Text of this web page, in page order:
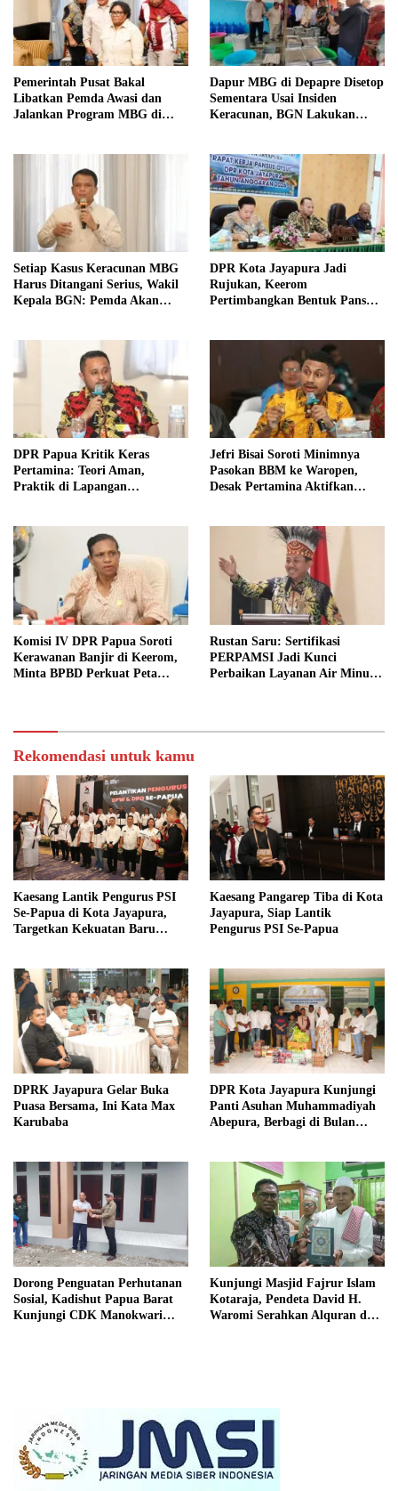
Pemerintah Pusat Bakal
Libatkan Pemda Awasi dan
Jalankan Program MBG di
Dapur MBG di Depapre Disetop
Sementara Usai Insiden
Keracunan, BGN Lakukan
Setiap Kasus Keracunan MBG
Harus Ditangani Serius, Wakil
Kepala BGN: Pemda Akan
DPR Kota Jayapura Jadi
Rujukan, Keerom
Pertimbangkan Bentuk Pansus
DPR Papua Kritik Keras
Pertamina: Teori Aman,
Praktik di Lapangan
Jefri Bisai Soroti Minimnya
Pasokan BBM ke Waropen,
Desak Pertamina Aktifkan
Komisi IV DPR Papua Soroti
Kerawanan Banjir di Keerom,
Minta BPBD Perkuat Peta
Rustan Saru: Sertifikasi
PERPAMSI Jadi Kunci
Perbaikan Layanan Air Minum
Rekomendasi untuk kamu
Kaesang Lantik Pengurus PSI
Se-Papua di Kota Jayapura,
Targetkan Kekuatan Baru
Kaesang Pangarep Tiba di Kota
Jayapura, Siap Lantik
Pengurus PSI Se-Papua
DPRK Jayapura Gelar Buka
Puasa Bersama, Ini Kata Max
Karubaba
DPR Kota Jayapura Kunjungi
Panti Asuhan Muhammadiyah
Abepura, Berbagi di Bulan
Dorong Penguatan Perhutanan
Sosial, Kadishut Papua Barat
Kunjungi CDK Manokwari
Kunjungi Masjid Fajrur Islam
Kotaraja, Pendeta David H.
Waromi Serahkan Alquran dan